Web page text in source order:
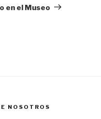
entrada
en el Museo
NOSOTROS